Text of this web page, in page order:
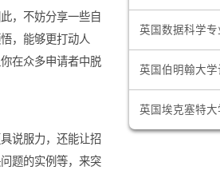
容无论在数字现上还是分析深
的形象。因此，不妨分享一些自
成长与领悟，能够更打动人
，这会让你在众多申请者中脱